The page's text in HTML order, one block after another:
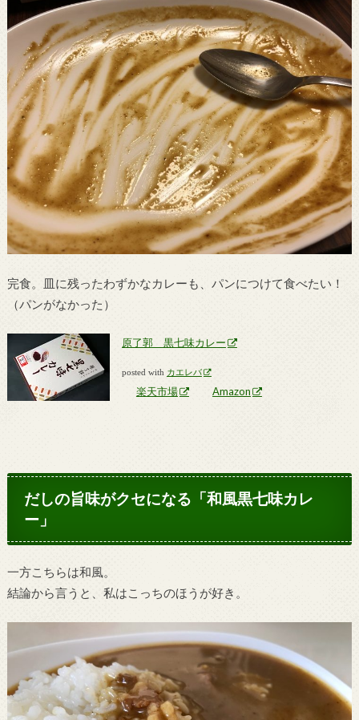
完食。皿に残ったわずかなカレーも、パンにつけて食べたい！
（パンがなかった）
原了郭 黒七味カレー
posted with カエレバ
楽天市場 Amazon
だしの旨味がクセになる「和風黒七味カレ
ー」
一方こちらは和風。
結論から言うと、私はこっちのほうが好き。